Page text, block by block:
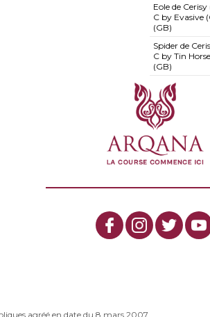
Eole de Cerisy
C by Evasive
(GB)
Spider de
C by Tin
(GB)
agréé en date du 8 mars 2007